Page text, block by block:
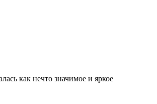
как нечто значимое и яркое